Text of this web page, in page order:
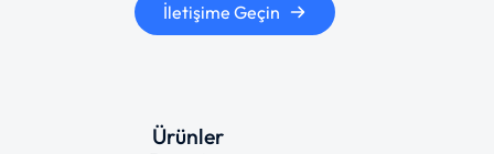
İletişime Geçin
Ürünler